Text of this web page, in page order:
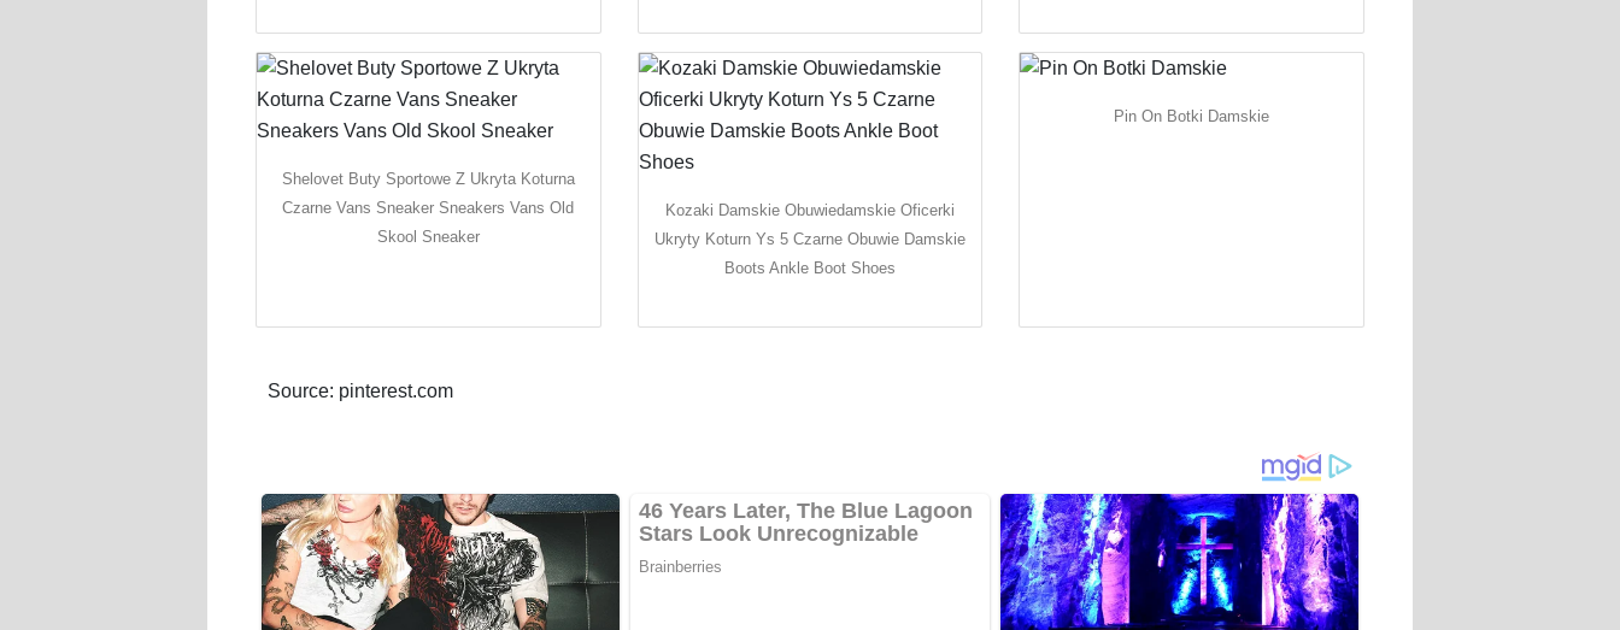
Shelovet Buty Sportowe Z Ukryta Koturna
Czarne Vans Sneaker Sneakers Vans Old
Skool Sneaker
Kozaki Damskie Obuwiedamskie Oficerki
Ukryty Koturn Ys 5 Czarne Obuwie Damskie
Boots Ankle Boot Shoes
Pin On Botki Damskie
Source: pinterest.com